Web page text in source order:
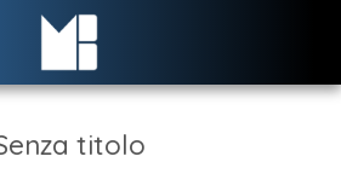
titolo